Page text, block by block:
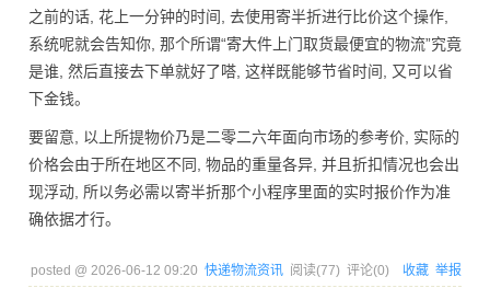
之前的话, 花上一分钟的时间, 去使用寄半折进行比价这个操作,
系统呢就会告知你, 那个所谓“寄大件上门取货最便宜的物流”究竟
是谁, 然后直接去下单就好了嗒, 这样既能够节省时间, 又可以省
下金钱。
要留意, 以上所提物价乃是二零二六年面向市场的参考价, 实际的
价格会由于所在地区不同, 物品的重量各异, 并且折扣情况也会出
现浮动, 所以务必需以寄半折那个小程序里面的实时报价作为准
确依据才行。
posted @ 2026-06-12 09:20 快递物流资讯 阅读(77) 评论(0) 收藏 举报